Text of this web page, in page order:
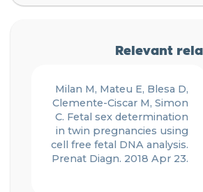
Relevant
Milan M, Mateu E, Blesa D,
Clemente-Ciscar M, Simon
C. Fetal sex determination
in twin pregnancies using
cell free fetal DNA analysis.
Prenat Diagn. 2018 Apr 23.